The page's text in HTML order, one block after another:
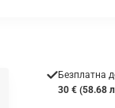
Безплатна
30 € (58.68